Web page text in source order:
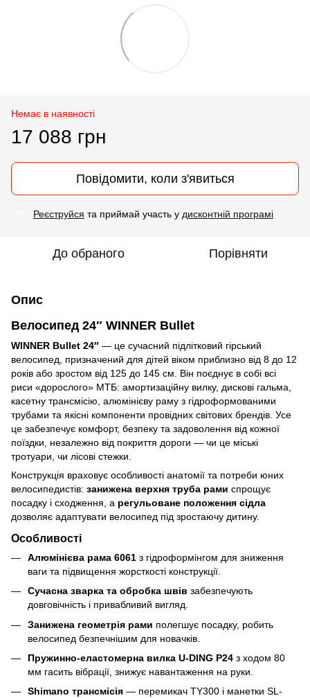
Немає в наявності
17 088 грн
Повідомити, коли з'явиться
Реєструйся та приймай участь у дисконтній програмі
До обраного Порівняти
Опис
Велосипед 24″ WINNER Bullet
WINNER Bullet 24″ — це сучасний підлітковий гірський
велосипед, призначений для дітей віком приблизно від 8 до 12
років або зростом від 125 до 145 см. Він поєднує в собі всі
риси «дорослого» МТБ: амортизаційну вилку, дискові гальма,
касетну трансмісію, алюмінієву раму з гідроформованими
трубами та якісні компоненти провідних світових брендів. Усе
це забезпечує комфорт, безпеку та задоволення від кожної
поїздки, незалежно від покриття дороги — чи це міські
тротуари чи лісові стежки.
Конструкція враховує особливості анатомії та потреби юних
велосипедистів: занижена верхня труба рами спрощує
посадку і сходження, а регульоване положення сідла
дозволяє адаптувати велосипед під зростаючу дитину.
Особливості
Алюмінієва рама 6061 з гідроформінгом для зниження
ваги та підвищення жорсткості конструкції.
Сучасна зварка та обробка швів забезпечують
довговічність і привабливий вигляд.
Занижена геометрія рами полегшує посадку, робить
велосипед безпечнішим для новачків.
Пружинно-еластомерна вилка U-DING P24 з ходом 80
мм гасить вібрації, знижує навантаження на руки.
Shimano трансмісія — перемикач TY300 і манетки SL-